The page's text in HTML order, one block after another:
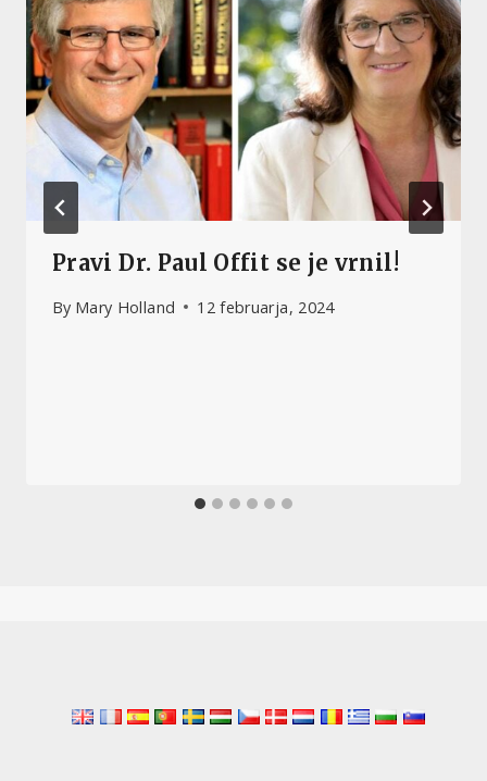
Pravi Dr. Paul Offit se je vrnil!
By Mary Holland 12 februarja, 2024